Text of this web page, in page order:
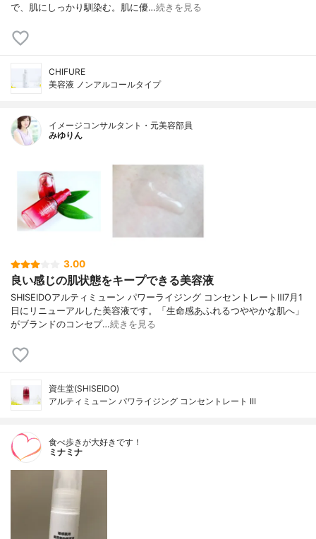
で、肌にしっかり馴染む。肌に優…続きを見る
CHIFURE
美容液 ノンアルコールタイプ
イメージコンサルタント・元美容部員
みゆりん
3.00
良い感じの肌状態をキープできる美容液
SHISEIDOアルティミューン パワーライジング コンセントレートⅢ7月1
日にリニューアルした美容液です。「生命感あふれるつややかな肌へ」
がブランドのコンセプ…続きを見る
資生堂(SHISEIDO)
アルティミューン パワライジング コンセントレート III
食べ歩きが大好きです！
ミナミナ